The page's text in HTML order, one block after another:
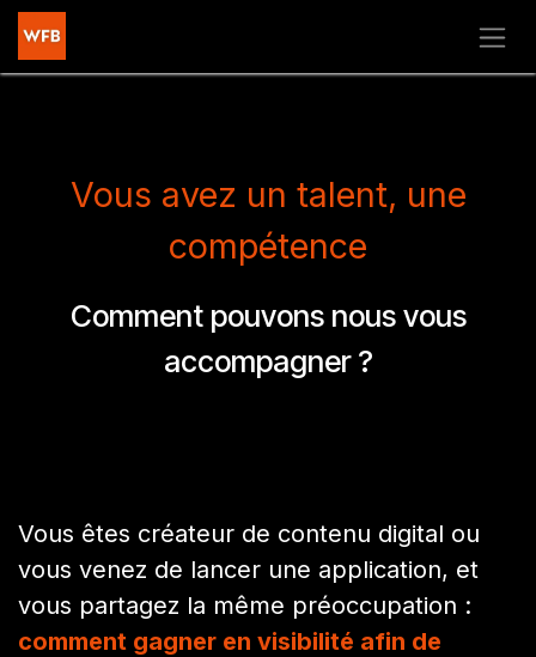
Se rendre au contenu
Vous avez un talent, une
compétence
Comment pouvons nous vous
accompagner ?​
Vous êtes créateur de contenu digital ou
vous venez de lancer une application, et
vous partagez la même préoccupation :
comment gagner en visibilité afin de